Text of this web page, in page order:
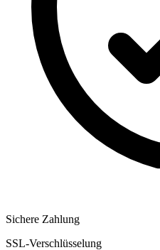
Sichere Zahlung
SSL-Verschlüsselung